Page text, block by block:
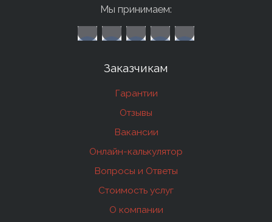
Мы принимаем:
Заказчикам
Гарантии
Отзывы
Вакансии
Онлайн-калькулятор
Вопросы и Ответы
Стоимость услуг
О компании